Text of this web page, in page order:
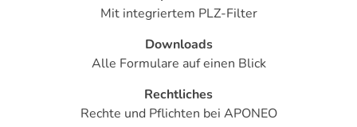
Sprechen Sie mit Ihrer behandelnden Ärztin oder Ihrem
Diese/r wählt die für Sie passende
Mistelsorte und macht Sie mit der Anwendung vertraut.
Mit integriertem PLZ-Filter
Downloads
Alle Formulare auf einen Blick
Rechtliches
Rechte und Pflichten bei APONEO